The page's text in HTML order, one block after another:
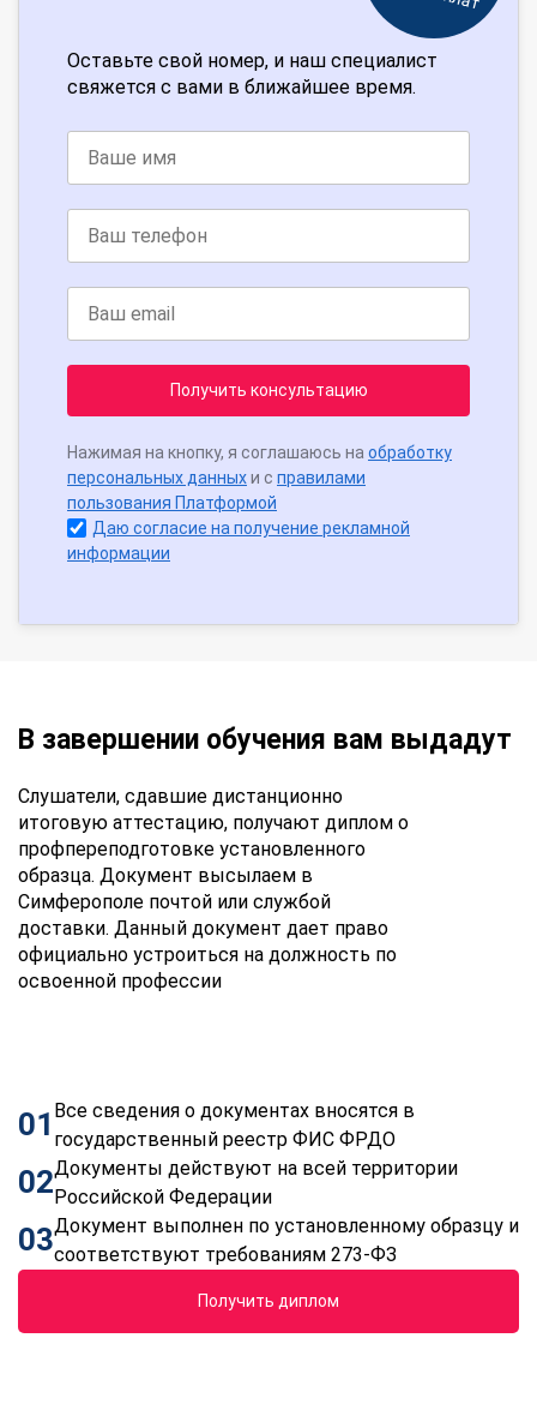
Оставьте свой номер, и наш специалист
свяжется с вами в ближайшее время.
Получить консультацию
Нажимая на кнопку, я соглашаюсь на обработку
персональных данныхи с правилами
пользования Платформой
Даю согласие на получение рекламной
информации
В завершении обучения вам выдадут
Слушатели, сдавшие дистанционно
итоговую аттестацию, получают диплом о
профпереподготовке установленного
образца. Документ высылаем в
Симферополе почтой или службой
доставки. Данный документ дает право
официально устроиться на должность по
освоенной профессии
01 Все сведения о документах вносятся в
государственный реестр ФИС ФРДО
02Документы действуют на всей территории
Российской Федерации
03Документ выполнен по установленному образцу и
соответствуют требованиям 273-ФЗ
Получить диплом